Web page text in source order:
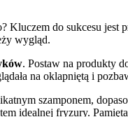
Kluczem do sukcesu
wygląd.
. Postaw na produkty
na oklapniętą i
szamponem,
idealnej fryzury.